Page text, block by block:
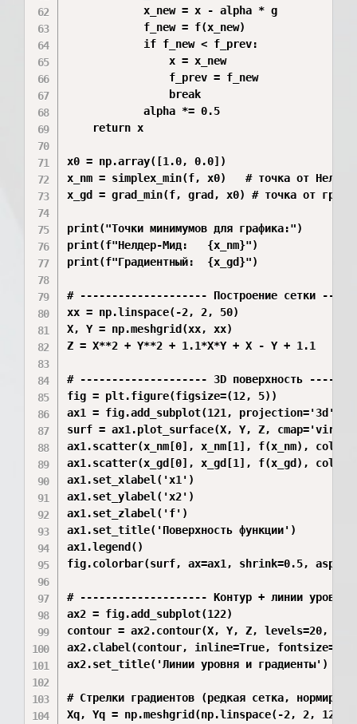
            x_new = x - alpha * g
            f_new = f(x_new)
            if f_new < f_prev:
                x = x_new
                f_prev = f_new
                break
            alpha *= 0.5
    return x
x0 = np.array([1.0, 0.0])
x_nm = simplex_min(f, x0)   # точка от
x_gd = grad_min(f, grad, x0) # точка от
print("Точки минимумов для графика:")
print(f"Нелдер-Мид:   {x_nm}")
print(f"Градиентный:  {x_gd}")
# -------------------- Построение сетки
xx = np.linspace(-2, 2, 50)
X, Y = np.meshgrid(xx, xx)
Z = X**2 + Y**2 + 1.1*X*Y + X - Y + 1.1
# -------------------- 3D поверхность
fig = plt.figure(figsize=(12, 5))
ax1 = fig.add_subplot(121, projection='3d')
surf = ax1.plot_surface(X, Y, Z,
ax1.scatter(x_nm[0], x_nm[1], f(x_nm),
ax1.scatter(x_gd[0], x_gd[1], f(x_gd),
ax1.set_xlabel('x1')
ax1.set_ylabel('x2')
ax1.set_zlabel('f')
ax1.set_title('Поверхность функции')
ax1.legend()
fig.colorbar(surf, ax=ax1, shrink=0.5,
# -------------------- Контур + линии уровня
ax2 = fig.add_subplot(122)
contour = ax2.contour(X, Y, Z, levels=20,
ax2.clabel(contour, inline=True, fontsize=8)
ax2.set_title('Линии уровня и градиенты')
# Стрелки градиентов (редкая сетка,
Xq, Yq = np.meshgrid(np.linspace(-2, 2,